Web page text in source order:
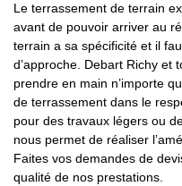
Le terrassement de terrain
avant de pouvoir arriver au
terrain a sa spécificité et il
d’approche. Debart Richy et
prendre en main n’importe
de terrassement dans le
pour des travaux légers ou
nous permet de réaliser
Faites vos demandes de
qualité de nos prestations.